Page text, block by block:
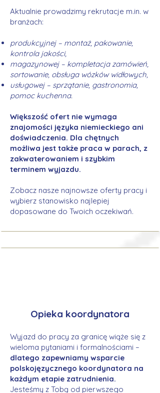
Aktualnie prowadzimy rekrutacje m.in. w
branżach:
produkcyjnej – montaż, pakowanie,
kontrola jakości,
magazynowej – kompletacja zamówień,
sortowanie, obsługa wózków widłowych,
usługowej – sprzątanie, gastronomia,
pomoc kuchenna.
Większość ofert nie wymaga
znajomości języka niemieckiego ani
doświadczenia. Dla chętnych
możliwa jest także praca w parach, z
zakwaterowaniem i szybkim
terminem wyjazdu.
Zobacz nasze najnowsze oferty pracy i
wybierz stanowisko najlepiej
dopasowane do Twoich oczekiwań.
Opieka koordynatora
Wyjazd do pracy za granicę wiąże się z
wieloma pytaniami i formalnościami –
dlatego zapewniamy wsparcie
polskojęzycznego koordynatora na
każdym etapie zatrudnienia.
Jesteśmy z Tobą od pierwszego